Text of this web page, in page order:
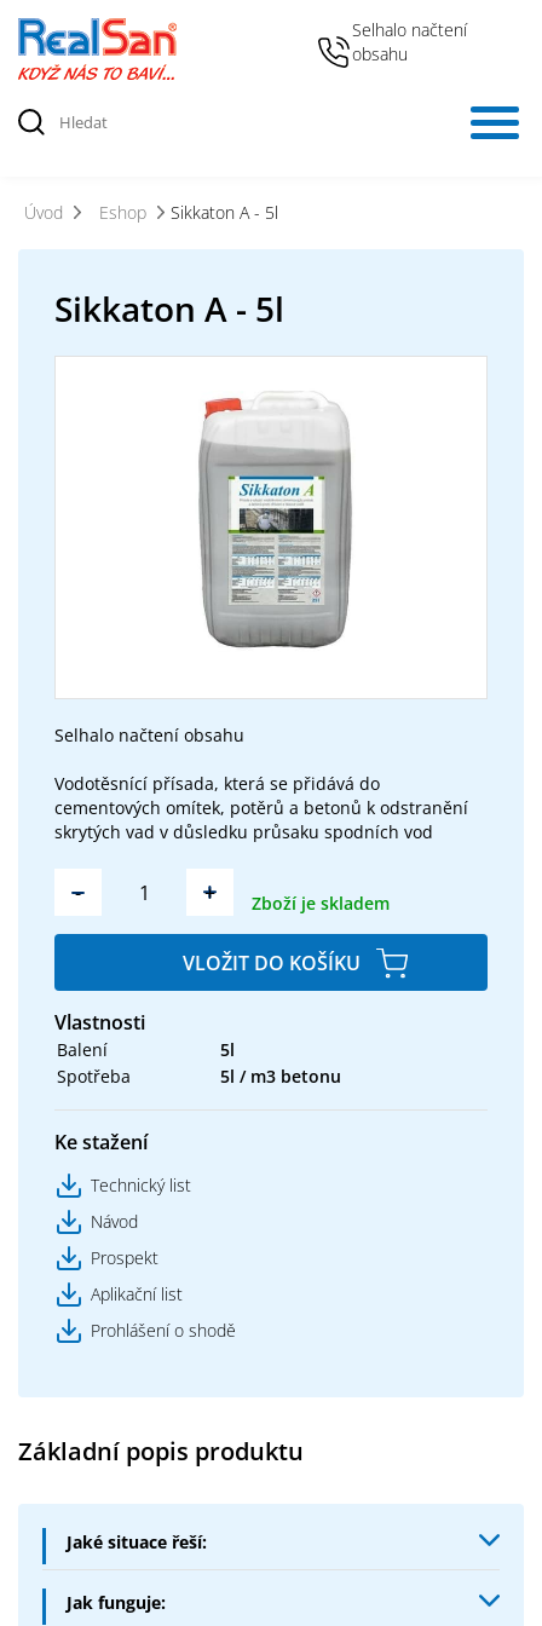
Selhalo načtení
obsahu
Úvod Eshop Sikkaton A - 5l
Sikkaton A - 5l
Selhalo načtení obsahu
Vodotěsnící přísada, která se přidává do
cementových omítek, potěrů a betonů k odstranění
skrytých vad v důsledku průsaku spodních vod
- + Zboží je skladem
VLOŽIT DO KOŠÍKU
Vlastnosti
Balení
5l
Spotřeba
5l / m3 betonu
Ke stažení
Technický list
Návod
Prospekt
Aplikační list
Prohlášení o shodě
Základní popis produktu
Jaké situace řeší:
Izolace nové betonové podlahy – Sikkaton A je
přísada, která se přidává při míchání přímo do
Jak funguje: